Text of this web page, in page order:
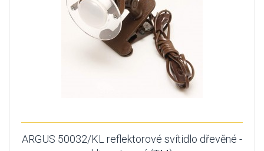
ARGUS 50032/KL reflektorové svítidlo dřevěné -